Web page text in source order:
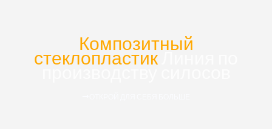
Композитный
стеклопластикЛиния по
производству силосов